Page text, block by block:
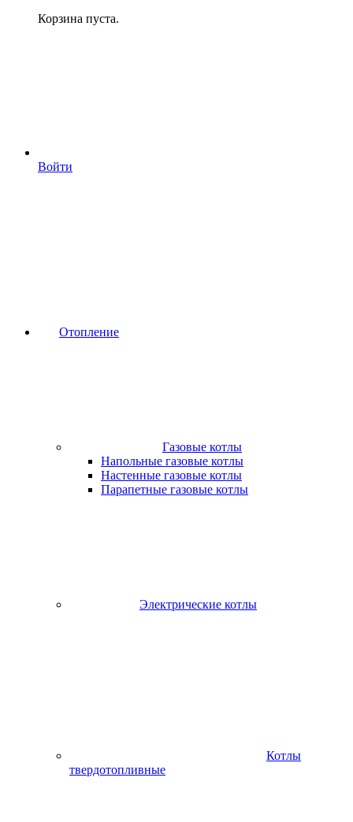
Корзина пуста.
Войти
Отопление
Газовые котлы
Напольные газовые котлы
Настенные газовые котлы
Парапетные газовые котлы
Электрические котлы
Котлы
твердотопливные